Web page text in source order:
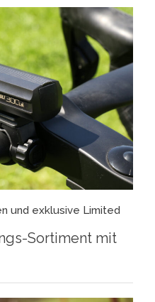
und exklusive Limited
Sortiment mit